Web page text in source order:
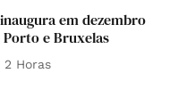
em dezembro
e Bruxelas
2 Horas